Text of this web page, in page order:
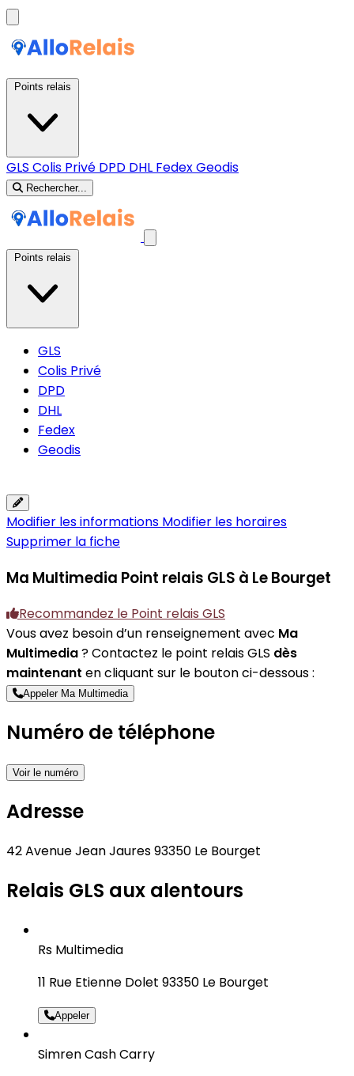
GLS Colis Privé DPD DHL FedexGeodis
Rechercher...
GLS
Colis Privé
DPD
DHL
Fedex
Geodis
Modifier les informations Modifier les horaires
Supprimer la fiche
Ma Multimedia Point relais GLS à Le Bourget
Recommandez le Point relais GLS
Vous avez besoin d’un renseignement avec Ma
Multimedia? Contactez le point relais GLS dès
maintenant en cliquant sur le bouton ci-dessous :
Appeler Ma Multimedia
Numéro de téléphone
Voir le numéro
Adresse
42 Avenue Jean Jaures 93350 Le Bourget
Relais GLS aux alentours
Rs Multimedia
11 Rue Etienne Dolet 93350 Le Bourget
Appeler
Simren Cash Carry